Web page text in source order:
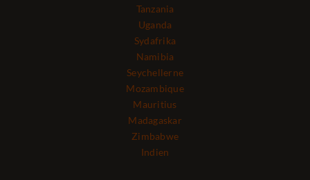
Tanzania
Uganda
Sydafrika
Namibia
Seychellerne
Mozambique
Mauritius
Madagaskar
Zimbabwe
Indien